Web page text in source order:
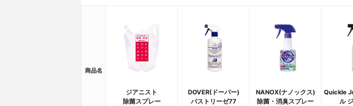
商品名
ジアニスト
除菌スプレー
DOVER(ドーバー)
パストリーゼ77
NANOX(ナノックス)
除菌・消臭スプレー
Quickle
ル